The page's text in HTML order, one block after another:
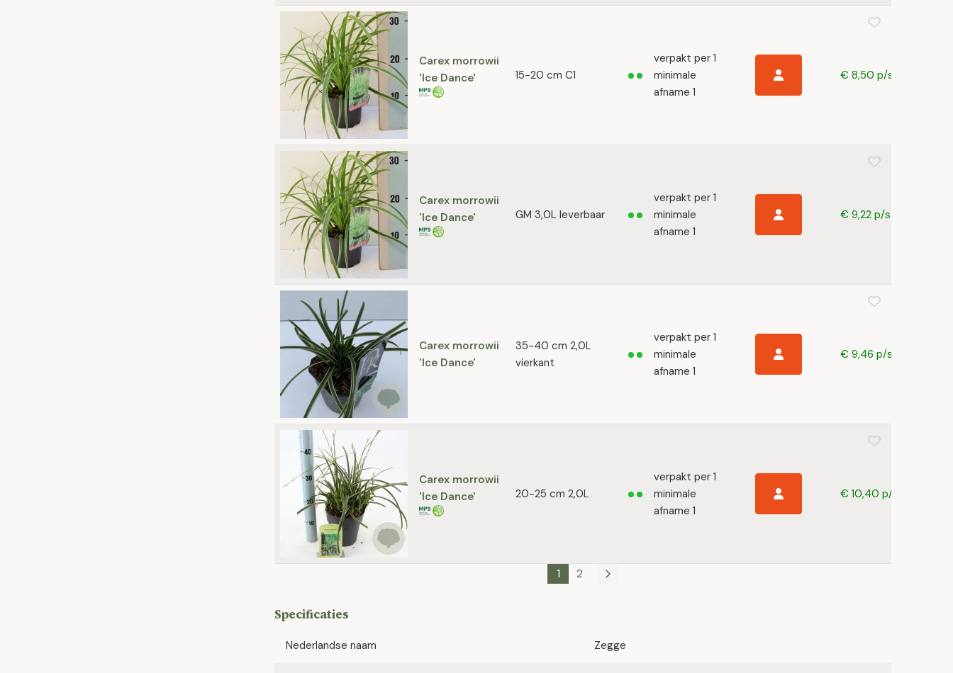
Carex morrowii
'Ice Dance'
15-20 cm C1
verpakt per 1
minimale
afname 1
€ 8,50 p/s
Carex morrowii
'Ice Dance'
GM 3,0L leverbaar
verpakt per 1
minimale
afname 1
€ 9,22 p/s
Carex morrowii
'Ice Dance'
35-40 cm 2,0L
vierkant
verpakt per 1
minimale
afname 1
€ 9,46 p/s
Carex morrowii
'Ice Dance'
20-25 cm 2,0L
verpakt per 1
minimale
afname 1
€ 10,40 p/s
1 2
Specificaties
Nederlandse naam Zegge